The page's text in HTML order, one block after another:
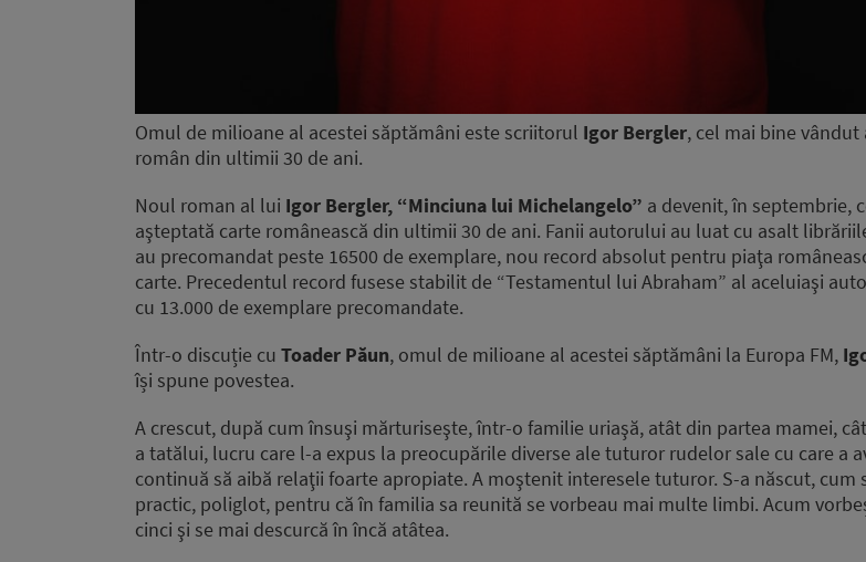
Omul de milioane al acestei săptămâni este scriitorul Igor Bergler, cel mai bine
român din ultimii 30 de ani.
Noul roman al lui Igor Bergler, “Minciuna lui Michelangelo” a devenit, în septembrie,
aşteptată carte românească din ultimii 30 de ani. Fanii autorului au luat cu asalt
au precomandat peste 16500 de exemplare, nou record absolut pentru piaţa
carte. Precedentul record fusese stabilit de “Testamentul lui Abraham” al aceluiaşi
cu 13.000 de exemplare precomandate.
Într-o discuție cu Toader Păun, omul de milioane al acestei săptămâni la Europa FM,
își spune povestea.
A crescut, după cum însuşi mărturiseşte, într-o familie uriaşă, atât din partea mamei,
a tatălui, lucru care l-a expus la preocupările diverse ale tuturor rudelor sale cu care a
continuă să aibă relaţii foarte apropiate. A moştenit interesele tuturor. S-a născut, cum
practic, poliglot, pentru că în familia sa reunită se vorbeau mai multe limbi. Acum
cinci şi se mai descurcă în încă atâtea.